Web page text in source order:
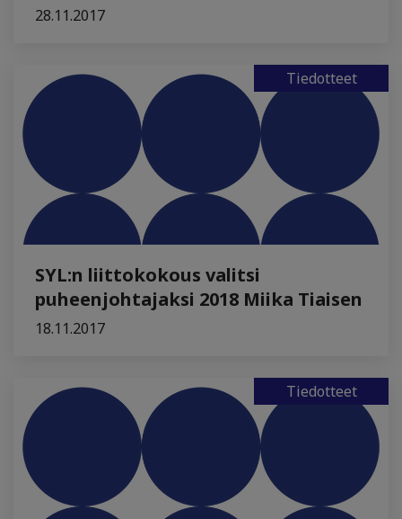
28.11.2017
Tiedotteet
SYL:n liittokokous valitsi
puheenjohtajaksi 2018 Miika Tiaisen
18.11.2017
Tiedotteet